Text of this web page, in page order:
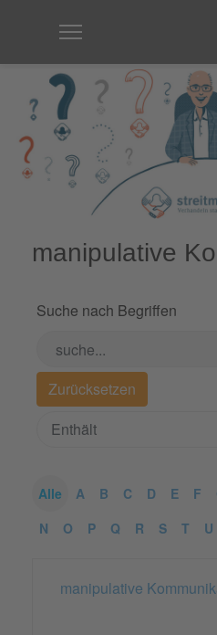
manipulative
Suche nach Begriffen
Alle A B C D E F
N
O P Q R S T U
manipulative